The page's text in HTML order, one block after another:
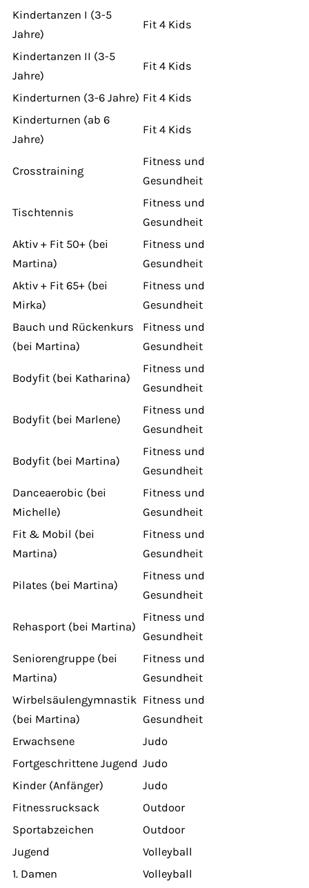
Kindertanzen I (3-5
Jahre)
Fit 4 Kids
Kindertanzen II (3-5
Jahre)
Fit 4 Kids
Kinderturnen (3-6 Jahre) Fit 4 Kids
Kinderturnen (ab 6
Jahre)
Fit 4 Kids
Crosstraining
Fitness und
Gesundheit
Tischtennis
Fitness und
Gesundheit
Aktiv + Fit 50+ (bei
Martina)
Fitness und
Gesundheit
Aktiv + Fit 65+ (bei
Mirka)
Fitness und
Gesundheit
Bauch und Rückenkurs
(bei Martina)
Fitness und
Gesundheit
Bodyfit (bei Katharina)
Fitness und
Gesundheit
Bodyfit (bei Marlene)
Fitness und
Gesundheit
Bodyfit (bei Martina)
Fitness und
Gesundheit
Danceaerobic (bei
Michelle)
Fitness und
Gesundheit
Fit & Mobil (bei
Martina)
Fitness und
Gesundheit
Pilates (bei Martina)
Fitness und
Gesundheit
Rehasport (bei Martina)
Fitness und
Gesundheit
Seniorengruppe (bei
Martina)
Fitness und
Gesundheit
Wirbelsäulengymnastik
(bei Martina)
Fitness und
Gesundheit
Erwachsene
Judo
Fortgeschrittene Jugend Judo
Kinder (Anfänger)
Judo
Fitnessrucksack
Outdoor
Sportabzeichen
Outdoor
Jugend
Volleyball
1. Damen
Volleyball